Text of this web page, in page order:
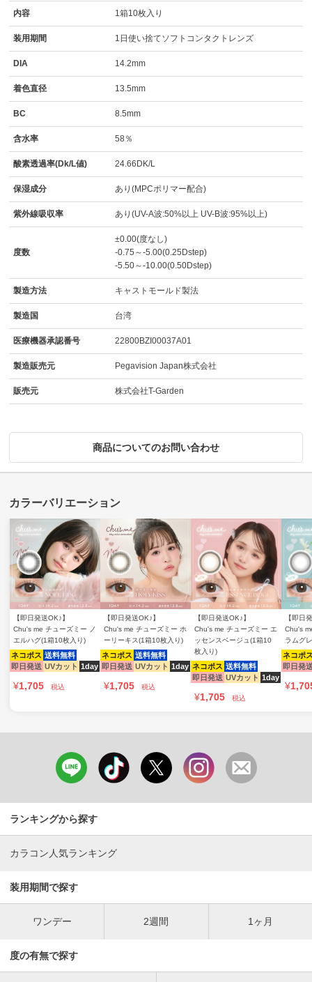
内容 1箱10枚入り
装用期間 1日使い捨てソフトコンタクトレンズ
DIA 14.2mm
着色直径 13.5mm
BC 8.5mm
含水率 58％
酸素透過率(Dk/L値) 24.66DK/L
保湿成分 あり(MPCポリマー配合)
紫外線吸収率 あり(UV-A波:50%以上 UV-B波:95%以上)
度数
±0.00(度なし)
-0.75～-5.00(0.25Dstep)
-5.50～-10.00(0.50Dstep)
製造方法 キャストモールド製法
製造国 台湾
医療機器承認番号 22800BZI00037A01
製造販売元 Pegavision Japan株式会社
販売元 株式会社T-Garden
商品についてのお問い合わせ
【即日発送OK♪】
Chu's me チューズミー ノ
エルハグ(1箱10枚入り)
ネコポス 送料無料
即日発送 UVカット 1day
¥1,705 税込
【即日発送OK♪】
Chu's me チューズミー ホ
ーリーキス(1箱10枚入り)
ネコポス 送料無料
即日発送 UVカット 1day
¥1,705 税込
【即日発送OK♪】
Chu's me チューズミー エ
ッセンスベージュ(1箱10
枚入り)
ネコポス 送料無料
即日発送 UVカット 1day
¥1,705 税込
【即日
Chu's
ラムグ
ネコポ
即日発
¥
ランキングから探す
カラコン人気ランキング
装用期間で探す
ワンデー 2週間 1ヶ月
度の有無で探す